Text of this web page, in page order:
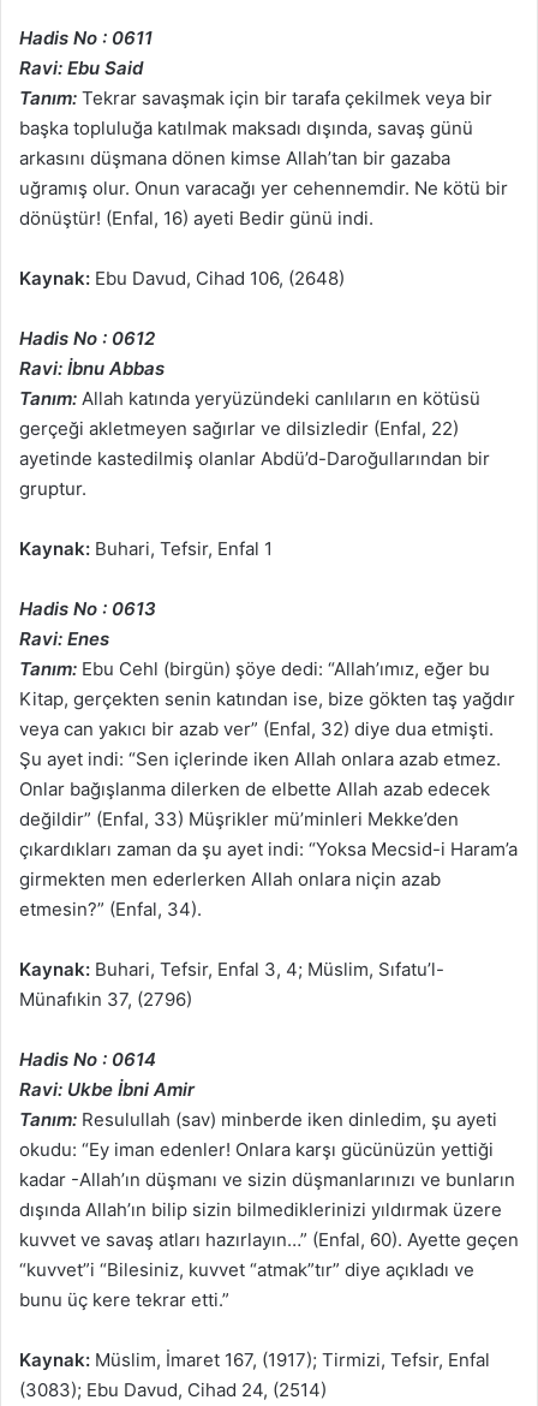
Hadis No : 0611
Ravi: Ebu Said
Tanım: Tekrar savaşmak için bir tarafa çekilmek veya bir
başka topluluğa katılmak maksadı dışında, savaş günü
arkasını düşmana dönen kimse Allah’tan bir gazaba
uğramış olur. Onun varacağı yer cehennemdir. Ne kötü bir
dönüştür! (Enfal, 16) ayeti Bedir günü indi.
Kaynak: Ebu Davud, Cihad 106, (2648)
Hadis No : 0612
Ravi: İbnu Abbas
Tanım: Allah katında yeryüzündeki canlıların en kötüsü
gerçeği akletmeyen sağırlar ve dilsizledir (Enfal, 22)
ayetinde kastedilmiş olanlar Abdü’d-Daroğullarından bir
gruptur.
Kaynak: Buhari, Tefsir, Enfal 1
Hadis No : 0613
Ravi: Enes
Tanım: Ebu Cehl (birgün) şöye dedi: “Allah’ımız, eğer bu
Kitap, gerçekten senin katından ise, bize gökten taş yağdır
veya can yakıcı bir azab ver” (Enfal, 32) diye dua etmişti.
Şu ayet indi: “Sen içlerinde iken Allah onlara azab etmez.
Onlar bağışlanma dilerken de elbette Allah azab edecek
değildir” (Enfal, 33) Müşrikler mü’minleri Mekke’den
çıkardıkları zaman da şu ayet indi: “Yoksa Mecsid-i Haram’a
girmekten men ederlerken Allah onlara niçin azab
etmesin?” (Enfal, 34).
Kaynak: Buhari, Tefsir, Enfal 3, 4; Müslim, Sıfatu’l-
Münafıkin 37, (2796)
Hadis No : 0614
Ravi: Ukbe İbni Amir
Tanım: Resulullah (sav) minberde iken dinledim, şu ayeti
okudu: “Ey iman edenler! Onlara karşı gücünüzün yettiği
kadar -Allah’ın düşmanı ve sizin düşmanlarınızı ve bunların
dışında Allah’ın bilip sizin bilmediklerinizi yıldırmak üzere
kuvvet ve savaş atları hazırlayın…” (Enfal, 60). Ayette geçen
“kuvvet”i “Bilesiniz, kuvvet “atmak”tır” diye açıkladı ve
bunu üç kere tekrar etti.”
Kaynak: Müslim, İmaret 167, (1917); Tirmizi, Tefsir, Enfal
(3083); Ebu Davud, Cihad 24, (2514)